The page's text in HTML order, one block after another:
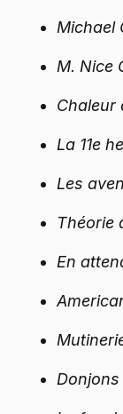
Michael
M. Nice
Chaleur
La 11e
Les
Théorie
En